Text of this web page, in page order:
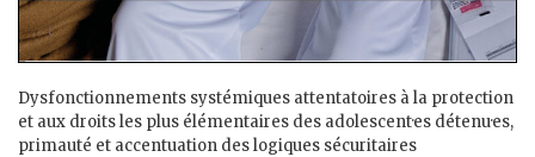
Dysfonctionnements systémiques attentatoires à la protection
et aux droits les plus élémentaires des adolescent·es détenu·es,
primauté et accentuation des logiques sécuritaires